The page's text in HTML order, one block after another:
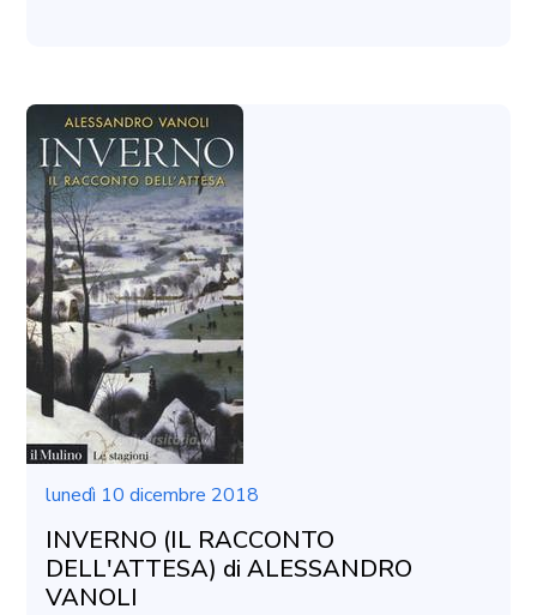
lunedì 10 dicembre 2018
INVERNO (IL RACCONTO
DELL'ATTESA) di ALESSANDRO
VANOLI